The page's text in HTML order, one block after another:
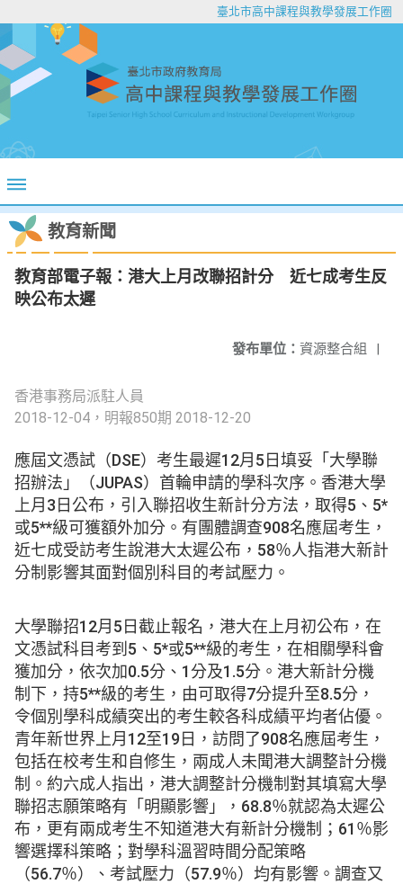
臺北市高中課程與教學發展工作圈
教育新聞
教育部電子報：港大上月改聯招計分 近七成考生反
映公布太遲
發布單位： 資源整合組 |
香港事務局派駐人員
2018-12-04，明報850期 2018-12-20
應屆文憑試（DSE）考生最遲12月5日填妥「大學聯
招辦法」（JUPAS）首輪申請的學科次序。香港大學
上月3日公布，引入聯招收生新計分方法，取得5、5*
或5**級可獲額外加分。有團體調查908名應屆考生，
近七成受訪考生說港大太遲公布，58％人指港大新計
分制影響其面對個別科目的考試壓力。
大學聯招12月5日截止報名，港大在上月初公布，在
文憑試科目考到5、5*或5**級的考生，在相關學科會
獲加分，依次加0.5分、1分及1.5分。港大新計分機
制下，持5**級的考生，由可取得7分提升至8.5分，
令個別學科成績突出的考生較各科成績平均者佔優。
青年新世界上月12至19日，訪問了908名應屆考生，
包括在校考生和自修生，兩成人未聞港大調整計分機
制。約六成人指出，港大調整計分機制對其填寫大學
聯招志願策略有「明顯影響」，68.8％就認為太遲公
布，更有兩成考生不知道港大有新計分機制；61％影
響選擇科策略；對學科溫習時間分配策略
（56.7％）、考試壓力（57.9％）均有影響。調查又